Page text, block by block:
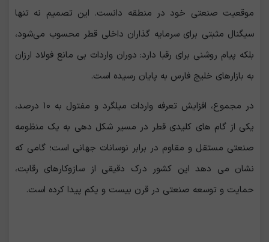
موقعیت صنعتی خود در منطقه دانست. این تصمیم نه تنها
سیگنال مثبتی برای سرمایه گذاران داخلی قطر محسوب می‌شود،
بلکه پیام روشنی برای رقبا دارد: دوران واردات بی‌ مانع فولاد ارزان
به بازارهای خلیج فارس به پایان رسیده است.
در مجموع، افزایش تعرفه واردات میلگرد و مفتول به ۱۰ درصد،
یکی از گام ‌های کلیدی قطر در مسیر شکل ‌دهی به یک منظومه
صنعتی مستقل و مقاوم در برابر نوسانات جهانی است؛ گامی که
نشان می ‌دهد این کشور درک دقیقی از سازوکارهای رقابت،
حمایت و توسعه صنعتی در قرن بیست و یکم پیدا کرده است.